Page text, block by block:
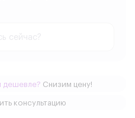
дешевле? Снизим цену!
консультацию